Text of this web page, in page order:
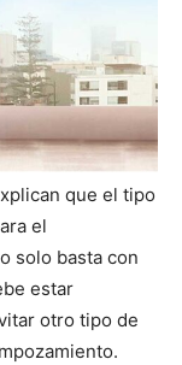
que el tipo
el
solo basta con
estar
otro tipo de